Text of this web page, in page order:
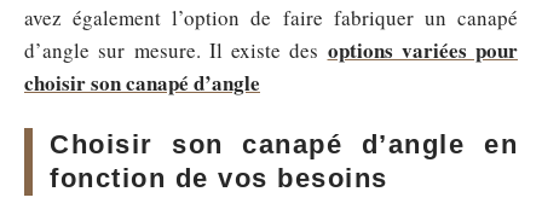
avez également l’option de faire fabriquer un canapé
d’angle sur mesure. Il existe des options variées pour
choisir son canapé d’angle
Choisir son canapé d’angle en
fonction de vos besoins